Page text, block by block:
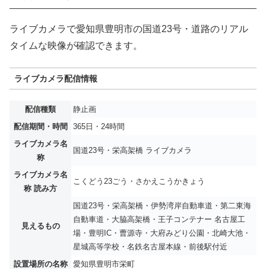
ライブカメラで愛知県豊明市の国道23号・道路のリアル
タイムな映像が確認できます。
ライブカメラ配信情報
配信種類
静止画
配信期間・時間
365日・24時間
ライブカメラ名
称
国道23号・栄高架橋 ライブカメラ
ライブカメラ名
称 読み方
こくどう23ごう・さかえこうかきょう
見えるもの
国道23号・栄高架橋・伊勢湾岸自動車道・第二東海
自動車道・大脇高架橋・王子コンテナー 名古屋工
場・豊明IC・曹源寺・大府みどり公園・北崎大池・
星城高等学校・名鉄名古屋本線・前後駅付近
設置場所の名称
愛知県豊明市栄町